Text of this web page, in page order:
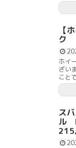
【
ク
ホイ
ざい
こと
ス
ル